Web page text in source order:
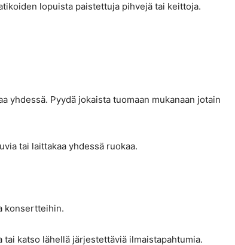
lopuista paistettuja pihvejä tai keittoja.
yhdessä. Pyydä jokaista tuomaan mukanaan jotain
tai laittakaa yhdessä ruokaa.
konsertteihin.
katso lähellä järjestettäviä ilmaistapahtumia.